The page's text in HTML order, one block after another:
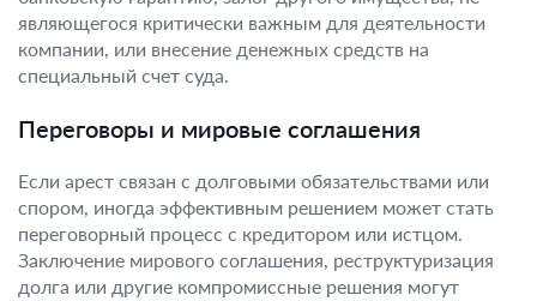
являющегося критически важным для деятельности
компании, или внесение денежных средств на
специальный счет суда.
Переговоры и мировые соглашения
Если арест связан с долговыми обязательствами или
спором, иногда эффективным решением может стать
переговорный процесс с кредитором или истцом.
Заключение мирового соглашения, реструктуризация
долга или другие компромиссные решения могут